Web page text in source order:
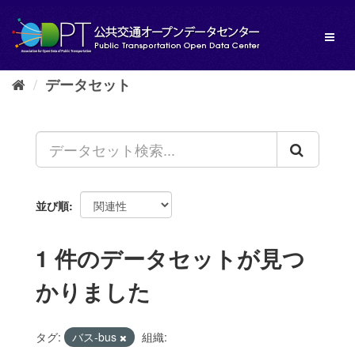
し
データセット
並び順
1 件のデータセットが見つ
かりました
タグ: バス-bus
組織: